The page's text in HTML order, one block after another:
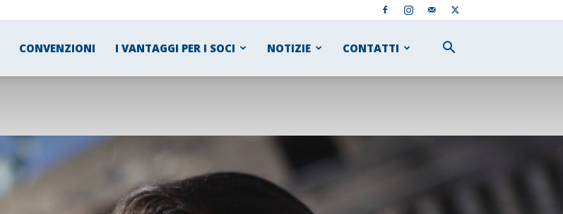
CONVENZIONI I VANTAGGI PER I SOCI NOTIZIE CONTATTI